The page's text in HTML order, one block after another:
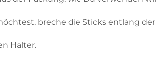
breche die Sticks entlang
Halter.